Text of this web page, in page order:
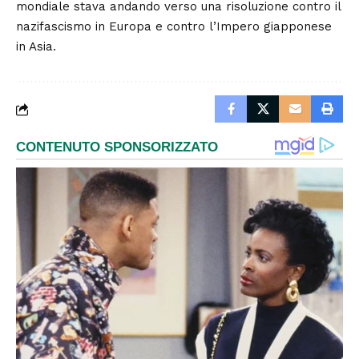
mondiale stava andando verso una risoluzione contro il
nazifascismo in Europa e contro l’Impero giapponese
in Asia.